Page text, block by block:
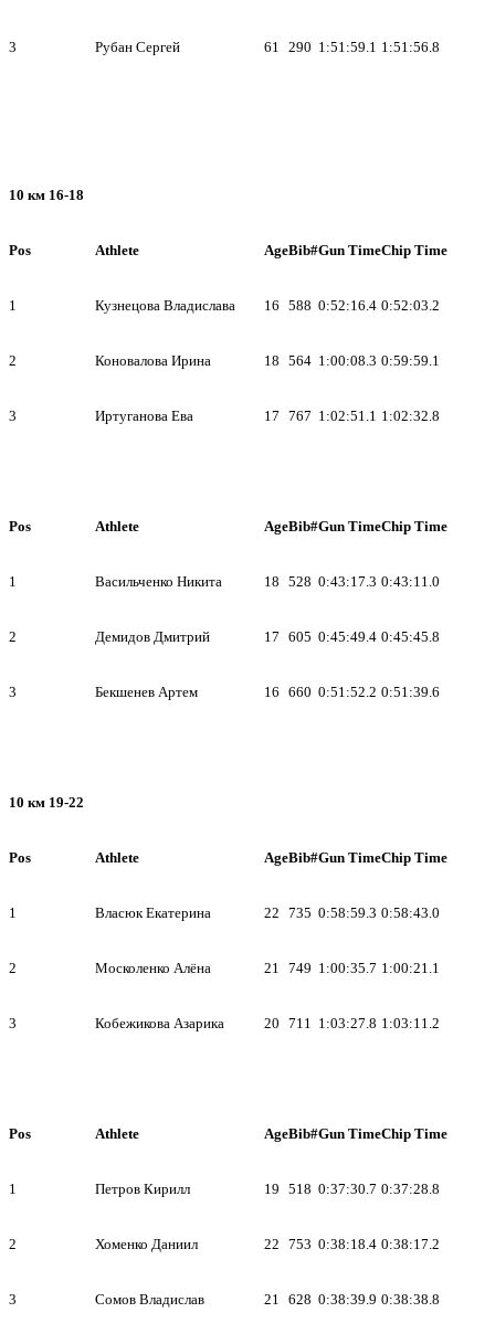
3 Рубан Сергей 61 290 1:51:59.1 1:51:56.8
10 км 16-18
Pos Athlete AgeBib#Gun TimeChip Time
1 Кузнецова Владислава 16 588 0:52:16.4 0:52:03.2
2 Коновалова Ирина 18 564 1:00:08.3 0:59:59.1
3 Иртуганова Ева 17 767 1:02:51.1 1:02:32.8
Pos Athlete AgeBib#Gun TimeChip Time
1 Васильченко Никита 18 528 0:43:17.3 0:43:11.0
2 Демидов Дмитрий 17 605 0:45:49.4 0:45:45.8
3 Бекшенев Артем 16 660 0:51:52.2 0:51:39.6
10 км 19-22
Pos Athlete AgeBib#Gun TimeChip Time
1 Власюк Екатерина 22 735 0:58:59.3 0:58:43.0
2 Москоленко Алёна 21 749 1:00:35.7 1:00:21.1
3 Кобежикова Азарика 20 711 1:03:27.8 1:03:11.2
Pos Athlete AgeBib#Gun TimeChip Time
1 Петров Кирилл 19 518 0:37:30.7 0:37:28.8
2 Хоменко Даниил 22 753 0:38:18.4 0:38:17.2
3 Сомов Владислав 21 628 0:38:39.9 0:38:38.8